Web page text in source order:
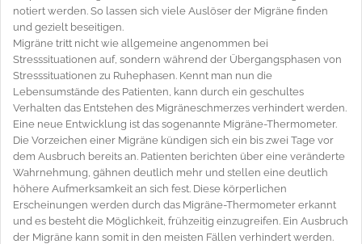
notiert werden. So lassen sich viele Auslöser der Migräne finden
und gezielt beseitigen.
Migräne tritt nicht wie allgemeine angenommen bei
Stresssituationen auf, sondern während der Übergangsphasen von
Stresssituationen zu Ruhephasen. Kennt man nun die
Lebensumstände des Patienten, kann durch ein geschultes
Verhalten das Entstehen des Migräneschmerzes verhindert werden.
Eine neue Entwicklung ist das sogenannte Migräne-Thermometer.
Die Vorzeichen einer Migräne kündigen sich ein bis zwei Tage vor
dem Ausbruch bereits an. Patienten berichten über eine veränderte
Wahrnehmung, gähnen deutlich mehr und stellen eine deutlich
höhere Aufmerksamkeit an sich fest. Diese körperlichen
Erscheinungen werden durch das Migräne-Thermometer erkannt
und es besteht die Möglichkeit, frühzeitig einzugreifen. Ein Ausbruch
der Migräne kann somit in den meisten Fällen verhindert werden.